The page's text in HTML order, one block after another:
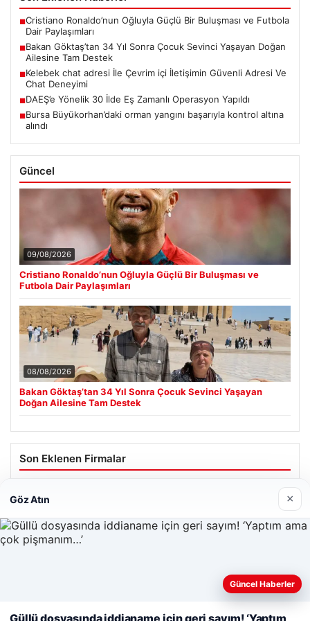
■Cristiano Ronaldo’nun Oğluyla Güçlü Bir Buluşması ve Futbola
Dair Paylaşımları
■Bakan Göktaş’tan 34 Yıl Sonra Çocuk Sevinci Yaşayan Doğan
Ailesine Tam Destek
■Kelebek chat adresi İle Çevrim içi İletişimin Güvenli Adresi Ve
Chat Deneyimi
■DAEŞ’e Yönelik 30 İlde Eş Zamanlı Operasyon Yapıldı
■Bursa Büyükorhan’daki orman yangını başarıyla kontrol altına
alındı
Güncel
09/08/2026
Cristiano Ronaldo’nun Oğluyla Güçlü Bir Buluşması ve
Futbola Dair Paylaşımları
08/08/2026
Bakan Göktaş’tan 34 Yıl Sonra Çocuk Sevinci Yaşayan
Doğan Ailesine Tam Destek
Son Eklenen Firmalar
23/06/2026
© 2026 Habersor – Yeni Haberler
Web sitemizi nasıl kullandığınızı daha iyi anlayabilmek,
kullanıyoruz.
Çerez Politikamız
Göz Atın ×
Güncel Haberler
Güllü dosyasında iddianame için geri sayım! ‘Yaptım